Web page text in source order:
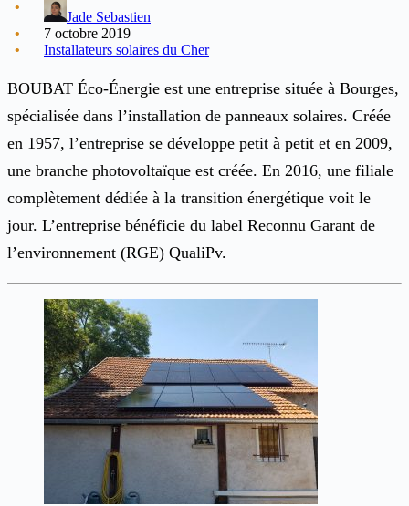
Jade Sebastien
7 octobre 2019
Installateurs solaires du Cher
BOUBAT Éco-Énergie est une entreprise située à Bourges,
spécialisée dans l’installation de panneaux solaires. Créée
en 1957, l’entreprise se développe petit à petit et en 2009,
une branche photovoltaïque est créée. En 2016, une filiale
complètement dédiée à la transition énergétique voit le
jour. L’entreprise bénéficie du label Reconnu Garant de
l’environnement (RGE) QualiPv.